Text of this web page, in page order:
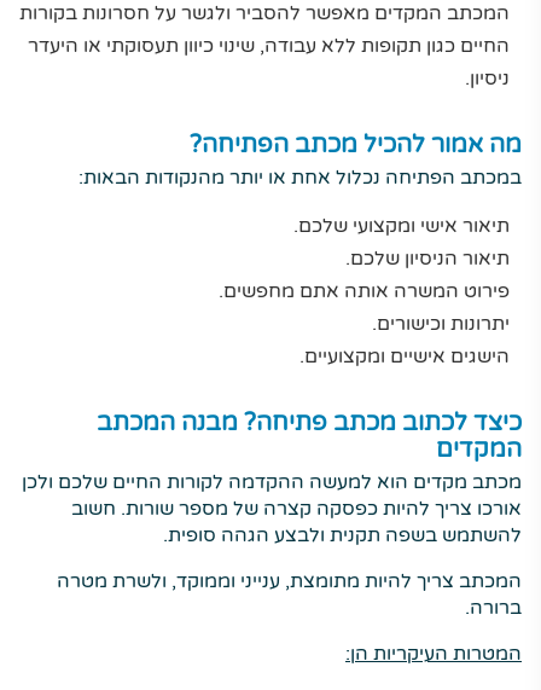
המכתב המקדים מאפשר להסביר ולגשר על חסרונות בקורות
החיים כגון תקופות ללא עבודה, שינוי כיוון תעסוקתי או היעדר
ניסיון.
מה אמור להכיל מכתב הפתיחה?
במכתב הפתיחה נכלול אחת או יותר מהנקודות הבאות:
תיאור אישי ומקצועי שלכם.
תיאור הניסיון שלכם.
פירוט המשרה אותה אתם מחפשים.
יתרונות וכישורים.
הישגים אישיים ומקצועיים.
כיצד לכתוב מכתב פתיחה? מבנה המכתב
המקדים
מכתב מקדים הוא למעשה ההקדמה לקורות החיים שלכם ולכן
אורכו צריך להיות כפסקה קצרה של מספר שורות. חשוב
להשתמש בשפה תקנית ולבצע הגהה סופית.
המכתב צריך להיות מתומצת, ענייני וממוקד, ולשרת מטרה
ברורה.
המטרות העיקריות הן: